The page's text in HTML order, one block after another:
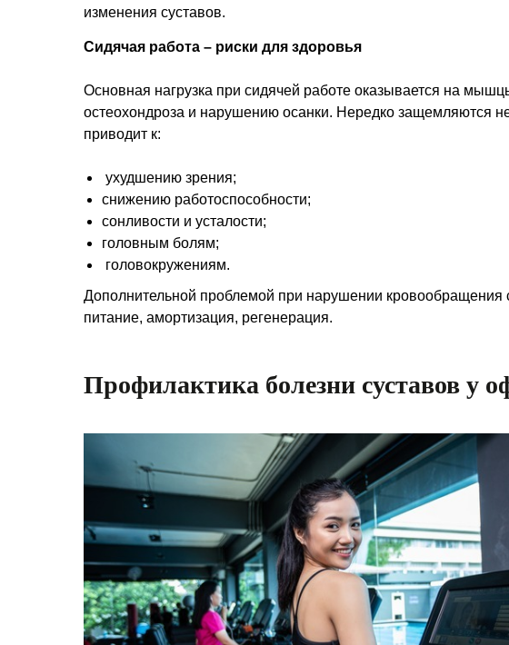
изменения суставов.
Сидячая работа – риски для здоровья
Основная нагрузка при сидячей работе оказывается на
остеохондроза и нарушению осанки. Нередко защемляются
приводит к:
ухудшению зрения;
снижению работоспособности;
сонливости и усталости;
головным болям;
головокружениям.
Дополнительной проблемой при нарушении кровообращения
питание, амортизация, регенерация.
Профилактика болезни суставов у